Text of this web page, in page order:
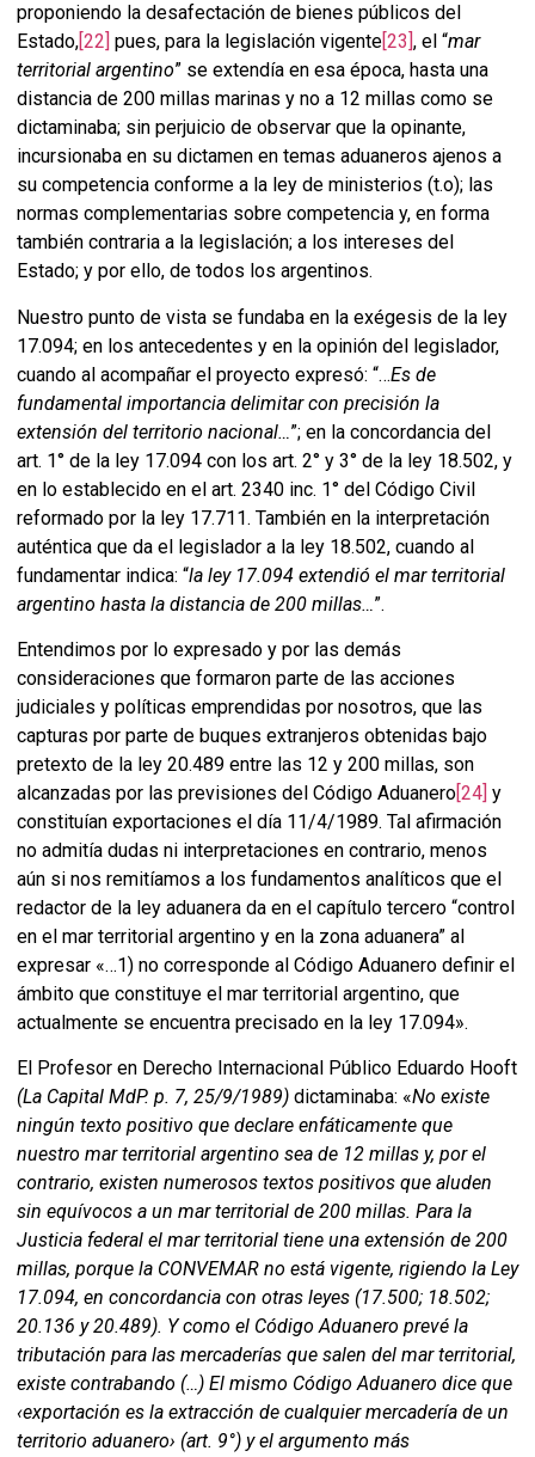
proponiendo la desafectación de bienes públicos del
Estado,[22] pues, para la legislación vigente[23], el “mar
territorial argentino” se extendía en esa época, hasta una
distancia de 200 millas marinas y no a 12 millas como se
dictaminaba; sin perjuicio de observar que la opinante,
incursionaba en su dictamen en temas aduaneros ajenos a
su competencia conforme a la ley de ministerios (t.o); las
normas complementarias sobre competencia y, en forma
también contraria a la legislación; a los intereses del
Estado; y por ello, de todos los argentinos.
Nuestro punto de vista se fundaba en la exégesis de la ley
17.094; en los antecedentes y en la opinión del legislador,
cuando al acompañar el proyecto expresó: “…Es de
fundamental importancia delimitar con precisión la
extensión del territorio nacional…”; en la concordancia del
art. 1° de la ley 17.094 con los art. 2° y 3° de la ley 18.502, y
en lo establecido en el art. 2340 inc. 1° del Código Civil
reformado por la ley 17.711. También en la interpretación
auténtica que da el legislador a la ley 18.502, cuando al
fundamentar indica: “la ley 17.094 extendió el mar territorial
argentino hasta la distancia de 200 millas…”.
Entendimos por lo expresado y por las demás
consideraciones que formaron parte de las acciones
judiciales y políticas emprendidas por nosotros, que las
capturas por parte de buques extranjeros obtenidas bajo
pretexto de la ley 20.489 entre las 12 y 200 millas, son
alcanzadas por las previsiones del Código Aduanero[24] y
constituían exportaciones el día 11/4/1989. Tal afirmación
no admitía dudas ni interpretaciones en contrario, menos
aún si nos remitíamos a los fundamentos analíticos que el
redactor de la ley aduanera da en el capítulo tercero “control
en el mar territorial argentino y en la zona aduanera” al
expresar «…1) no corresponde al Código Aduanero definir el
ámbito que constituye el mar territorial argentino, que
actualmente se encuentra precisado en la ley 17.094».
El Profesor en Derecho Internacional Público Eduardo Hooft
(La Capital MdP. p. 7, 25/9/1989) dictaminaba: «No existe
ningún texto positivo que declare enfáticamente que
nuestro mar territorial argentino sea de 12 millas y, por el
contrario, existen numerosos textos positivos que aluden
sin equívocos a un mar territorial de 200 millas. Para la
Justicia federal el mar territorial tiene una extensión de 200
millas, porque la CONVEMAR no está vigente, rigiendo la Ley
17.094, en concordancia con otras leyes (17.500; 18.502;
20.136 y 20.489). Y como el Código Aduanero prevé la
tributación para las mercaderías que salen del mar territorial,
existe contrabando (…) El mismo Código Aduanero dice que
‹exportación es la extracción de cualquier mercadería de un
territorio aduanero› (art. 9°) y el argumento más